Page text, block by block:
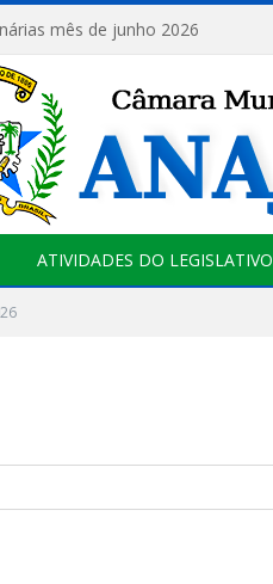
mês de junho 2026
ATIVIDADES DO LEGISLATIVO